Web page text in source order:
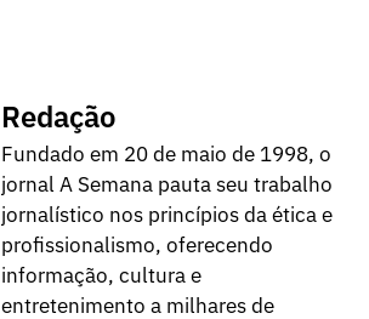
Redação
Fundado em 20 de maio de 1998, o
jornal A Semana pauta seu trabalho
jornalístico nos princípios da ética e
profissionalismo, oferecendo
informação, cultura e
entretenimento a milhares de